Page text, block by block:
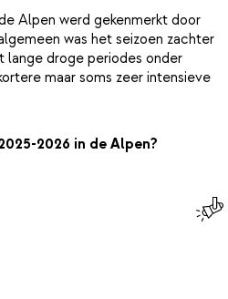
Alpen werd gekenmerkt door
was het seizoen zachter
lange droge periodes onder
maar soms zeer intensieve
2026 in de Alpen?